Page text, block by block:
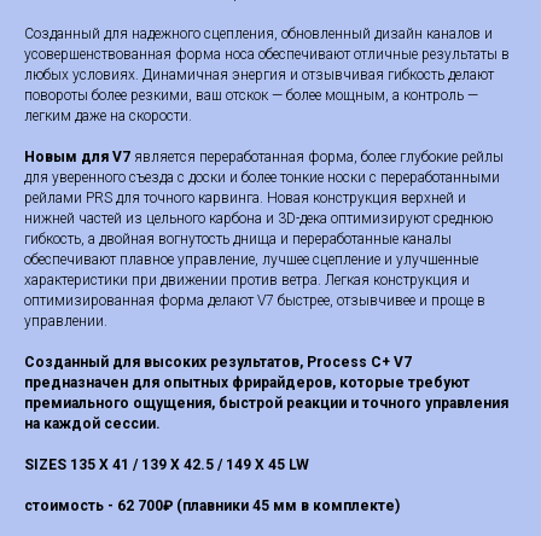
Созданный для надежного сцепления, обновленный дизайн каналов и
усовершенствованная форма носа обеспечивают отличные результаты в
любых условиях. Динамичная энергия и отзывчивая гибкость делают
повороты более резкими, ваш отскок — более мощным, а контроль —
легким даже на скорости.
Новым для V7 является переработанная форма, более глубокие рейлы
для уверенного съезда с доски и более тонкие носки с переработанными
рейлами PRS для точного карвинга. Новая конструкция верхней и
нижней частей из цельного карбона и 3D-дека оптимизируют среднюю
гибкость, а двойная вогнутость днища и переработанные каналы
обеспечивают плавное управление, лучшее сцепление и улучшенные
характеристики при движении против ветра. Легкая конструкция и
оптимизированная форма делают V7 быстрее, отзывчивее и проще в
управлении.
Созданный для высоких результатов, Process C+ V7
предназначен для опытных фрирайдеров, которые требуют
премиального ощущения, быстрой реакции и точного управления
на каждой сессии.
SIZES 135 X 41 / 139 X 42.5 / 149 X 45 LW
стоимость - 62 700₽ (плавники 45 мм в комплекте)